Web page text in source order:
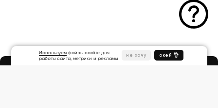
окей 👌
не хочу
Используемфайлы cookie для
работы сайта, метрики и рекламы